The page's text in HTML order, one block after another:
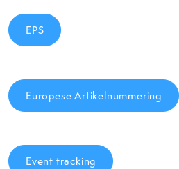
EPS
Europese Artikelnummering
Event tracking